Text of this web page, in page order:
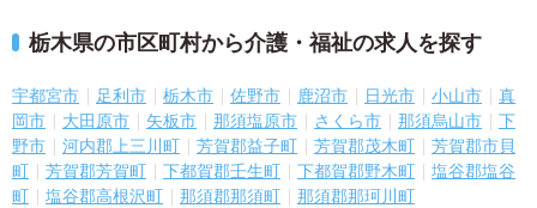
栃木県の市区町村から介護・福祉の求人を探す
宇都宮市 足利市 栃木市 佐野市 鹿沼市 日光市 小山市
真
岡市
大田原市 矢板市 那須塩原市 さくら市 那須烏山市
下
野市
河内郡上三川町 芳賀郡益子町 芳賀郡茂木町
芳賀郡市貝
町
芳賀郡芳賀町 下都賀郡壬生町 下都賀郡野木町
塩谷郡塩谷
町
塩谷郡高根沢町 那須郡那須町 那須郡那珂川町